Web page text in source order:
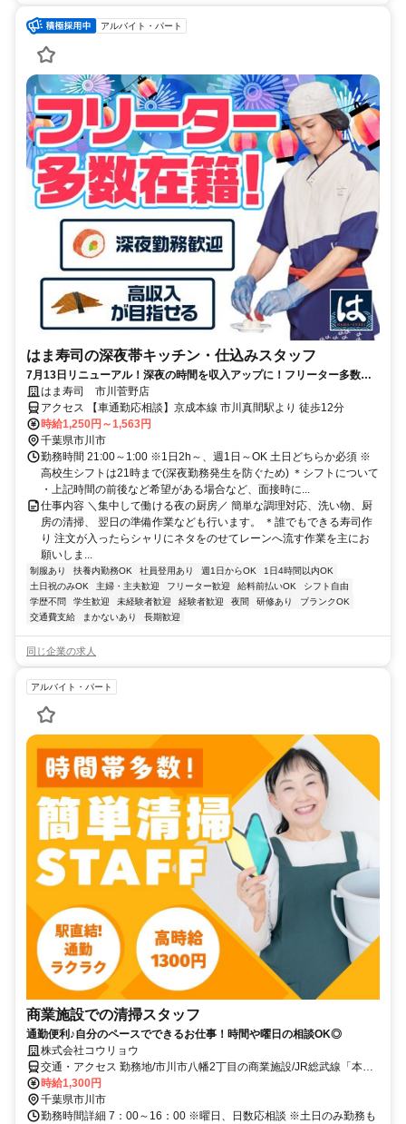
アルバイト・パート
はま寿司の深夜帯キッチン・仕込みスタッフ
7月13日リニューアル！深夜の時間を収入アップに！フリーター多数活
躍中♪高収入を目指せる環境です！
はま寿司 市川菅野店
アクセス 【車通勤応相談】京成本線 市川真間駅より 徒歩12分
時給1,250円～1,563円
千葉県市川市
勤務時間 21:00～1:00 ※1日2h～、週1日～OK 土日どちらか必須 ※
高校生シフトは21時まで(深夜勤務発生を防ぐため) ＊シフトについて
・上記時間の前後など希望がある場合など、面接時に...
仕事内容 ＼集中して働ける夜の厨房／ 簡単な調理対応、洗い物、厨
房の清掃、 翌日の準備作業なども行います。 ＊誰でもできる寿司作
り 注文が入ったらシャリにネタをのせてレーンへ流す作業を主にお
願いしま...
制服あり 扶養内勤務OK 社員登用あり 週1日からOK
1日4時間以内OK
土日祝のみOK
主婦・主夫歓迎 フリーター歓迎 給料前払いOK
シフト自由
学歴不問
学生歓迎 未経験者歓迎 経験者歓迎 夜間 研修あり
ブランクOK
交通費支給
まかないあり 長期歓迎
同じ企業の求人
アルバイト・パート
商業施設での清掃スタッフ
通勤便利♪自分のペースでできるお仕事！時間や曜日の相談OK◎
株式会社コウリョウ
交通・アクセス 勤務地/市川市八幡2丁目の商業施設/JR総武線「本八
幡駅」直結
時給1,300円
千葉県市川市
勤務時間詳細 7：00～16：00 ※曜日、日数応相談 ※土日のみ勤務も